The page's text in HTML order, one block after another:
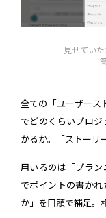
見せてい
全ての「ユーザース
でどのくらいプロ
かるか。「ストーリ
用いるのは「プラ
でポイントの書か
か」を口頭で補足。